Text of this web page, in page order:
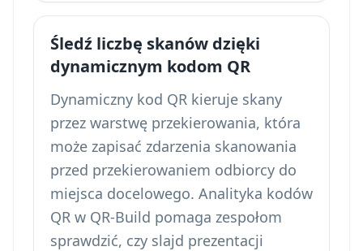
Śledź liczbę skanów dzięki
dynamicznym kodom QR
Dynamiczny kod QR kieruje skany
przez warstwę przekierowania, która
może zapisać zdarzenia skanowania
przed przekierowaniem odbiorcy do
miejsca docelowego. Analityka kodów
QR w QR-Build pomaga zespołom
sprawdzić, czy slajd prezentacji